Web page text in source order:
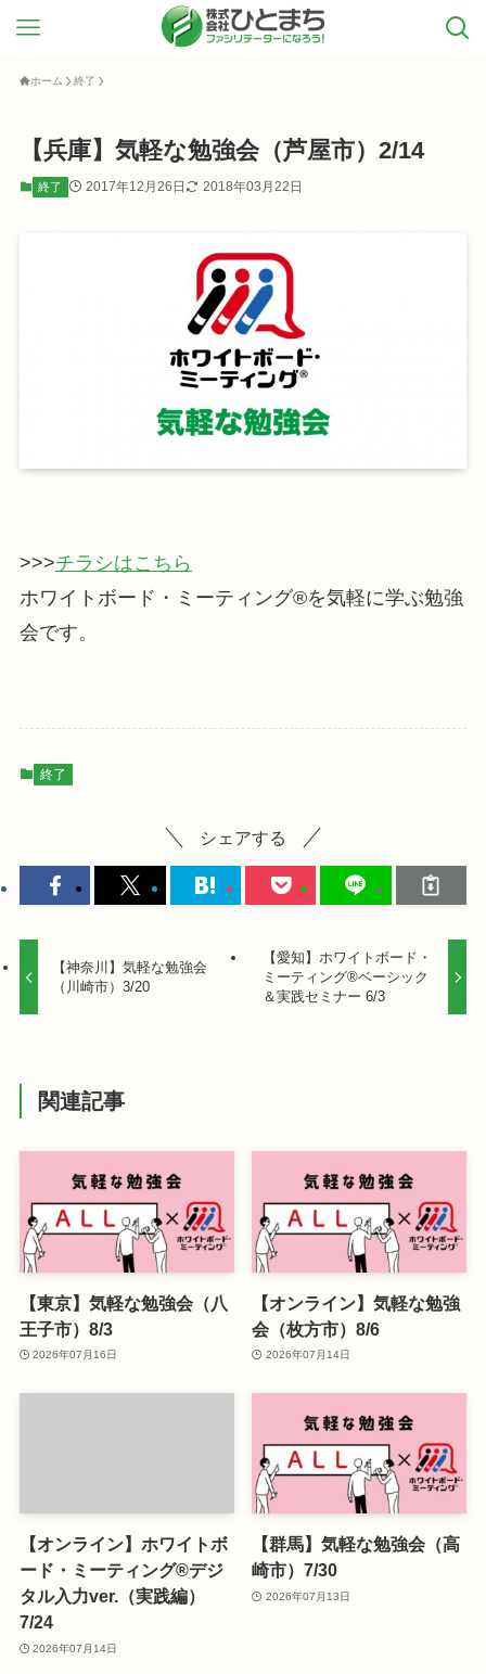
ホーム 終了
【兵庫】気軽な勉強会（芦屋市）2/14
終了 2017年12月26日 2018年03月22日
>>>チラシはこちら
ホワイトボード・ミーティング®を気軽に学ぶ勉強
会です。
終了
シェアする
【神奈川】気軽な勉強会
（川崎市）3/20
【愛知】ホワイトボード・
ミーティング®ベーシック
＆実践セミナー 6/3
関連記事
【東京】気軽な勉強会（八
王子市）8/3
2026年07月16日
【オンライン】気軽な勉強
会（枚方市）8/6
2026年07月14日
【オンライン】ホワイトボ
ード・ミーティング®デジ
タル入力ver.（実践編）
7/24
2026年07月14日
【群馬】気軽な勉強会（高
崎市）7/30
2026年07月13日